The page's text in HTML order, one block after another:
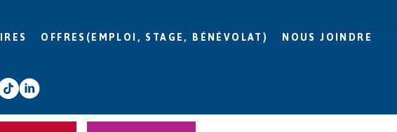
OFFRES(EMPLOI, STAGE, BÉNÉVOLAT) NOUS JOINDRE